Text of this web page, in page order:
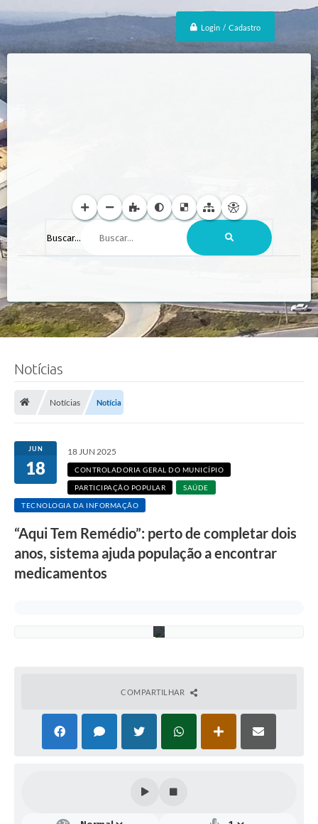
Login / Cadastro
Buscar...
Notícias
Notícias Notícia
JUN
18
18 JUN 2025
CONTROLADORIA GERAL DO MUNICÍPIO
PARTICIPAÇÃO POPULAR SAÚDE
TECNOLOGIA DA INFORMAÇÃO
“Aqui Tem Remédio”: perto de completar dois
anos, sistema ajuda população a encontrar
medicamentos
:
F
á
b
S
i
COMPARTILHAR